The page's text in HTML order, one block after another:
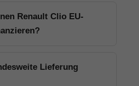
Renault Clio EU-
Lieferung